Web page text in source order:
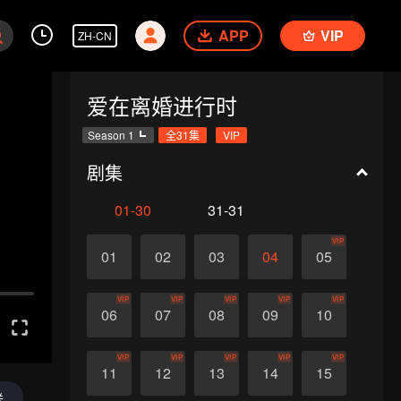
ZH-CN APP VIP
爱在离婚进行时
Season 1 全31集 VIP
剧集
01-30 31-31
01 02 03 04 05
VIP
06
VIP
07
VIP
08
VIP
09
VIP
10
VIP
11
VIP
12
VIP
13
VIP
14
VIP
15
VIP